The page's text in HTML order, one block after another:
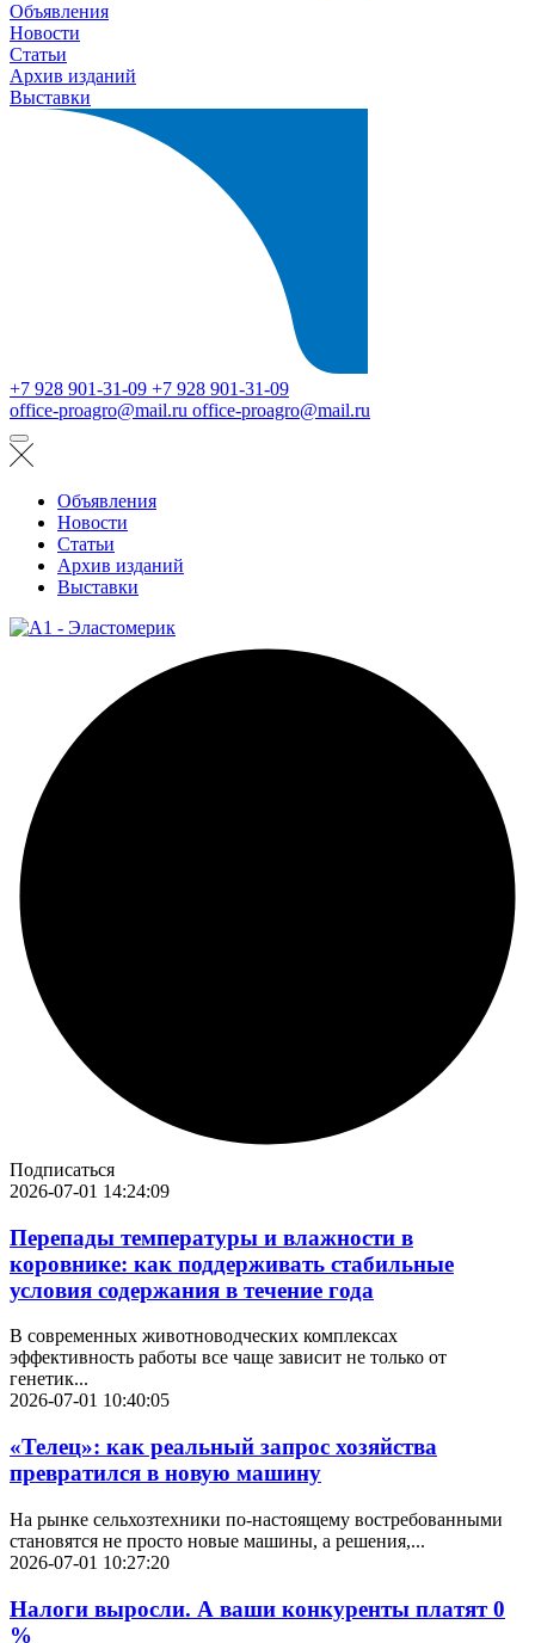
Объявления
Новости
Статьи
Архив изданий
Выставки
+7 928 901-31-09 +7 928 901-31-09
office-proagro@mail.ru office-proagro@mail.ru
Объявления
Новости
Статьи
Архив изданий
Выставки
Подписаться
2026-07-01 14:24:09
Перепады температуры и влажности в
коровнике: как поддерживать стабильные
условия содержания в течение года
В современных животноводческих комплексах
эффективность работы все чаще зависит не только от
генетик...
2026-07-01 10:40:05
«Телец»: как реальный запрос хозяйства
превратился в новую машину
На рынке сельхозтехники по-настоящему востребованными
становятся не просто новые машины, а решения,...
2026-07-01 10:27:20
Налоги выросли. А ваши конкуренты платят 0
%